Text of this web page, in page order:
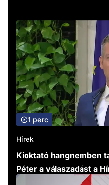
1 perc
Hírek
Kioktató hangnemben
Péter a válaszadást a